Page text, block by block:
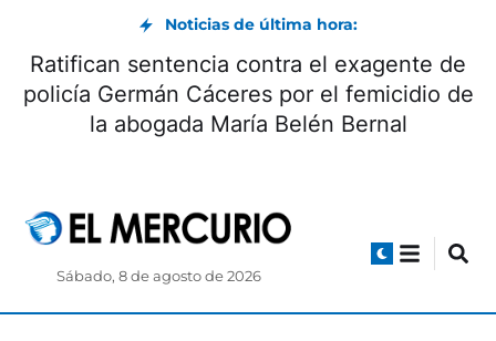
Noticias de última hora:
Ratifican sentencia contra el exagente de
policía Germán Cáceres por el femicidio de
la abogada María Belén Bernal
Sábado, 8 de agosto de 2026